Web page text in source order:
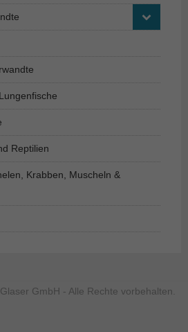
Reptilien
Krabben, Muscheln &
GmbH - Alle Rechte vorbehalten.